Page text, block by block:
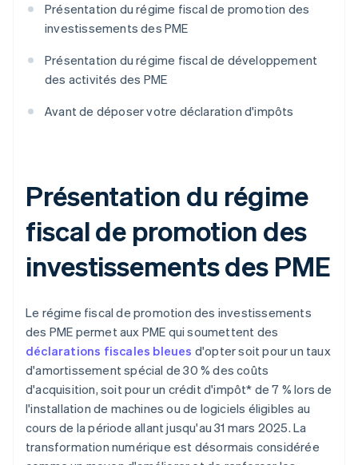
Présentation du régime fiscal de promotion des
investissements des PME
Présentation du régime fiscal de développement
des activités des PME
Avant de déposer votre déclaration d'impôts
Présentation du régime
fiscal de promotion des
investissements des PME
Le régime fiscal de promotion des investissements
des PME permet aux PME qui soumettent des
déclarations fiscales bleues d'opter soit pour un taux
d'amortissement spécial de 30 % des coûts
d'acquisition, soit pour un crédit d'impôt* de 7 % lors de
l'installation de machines ou de logiciels éligibles au
cours de la période allant jusqu'au 31 mars 2025. La
transformation numérique est désormais considérée